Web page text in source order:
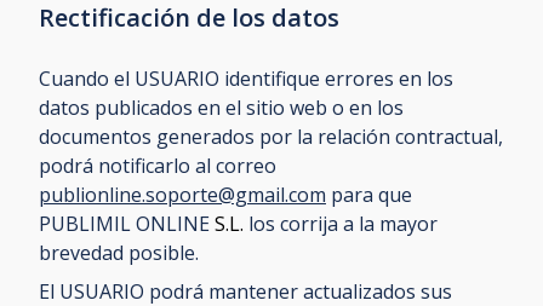
Rectificación de los datos
Cuando el USUARIO identifique errores en los
datos publicados en el sitio web o en los
documentos generados por la relación contractual,
podrá notificarlo al correo
publionline.soporte@gmail.com para que
PUBLIMIL ONLINES.L. los corrija a la mayor
brevedad posible.
El USUARIO podrá mantener actualizados sus